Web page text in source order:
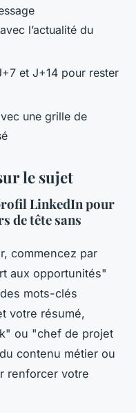
l’actualité du
et J+14 pour rester
une grille de
le sujet
LinkedIn pour
de tête sans
commencez par
aux opportunités"
mots-clés
votre résumé,
ou "chef de projet
contenu métier ou
renforcer votre